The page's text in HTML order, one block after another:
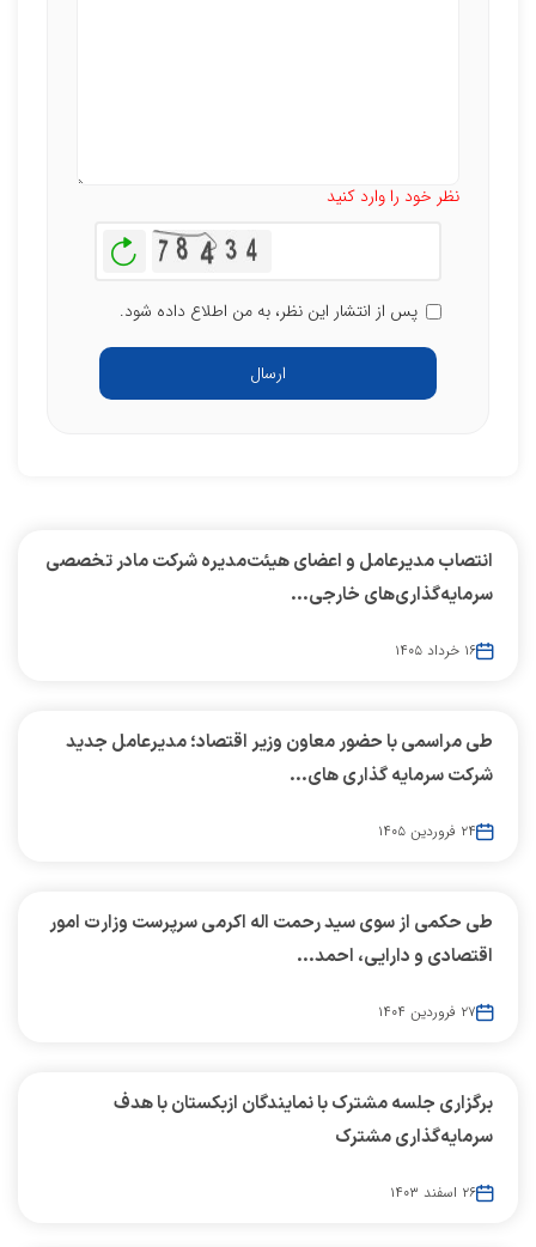
نظر خود را وارد کنید
بازخوانی
پس از انتشار این نظر، به من اطلاع داده شود.
ارسال
انتصاب مدیرعامل و اعضای هیئت‌مدیره شرکت مادر تخصصی
سرمایه‌گذاری‌های خارجی...
۱۶ خرداد ۱۴۰۵
طی مراسمی با حضور معاون وزیر اقتصاد؛ مدیرعامل جدید
شرکت سرمایه گذاری های...
۲۴ فروردین ۱۴۰۵
طی حکمی از سوی سید رحمت اله اکرمی سرپرست وزارت امور
اقتصادی و دارایی، احمد...
۲۷ فروردین ۱۴۰۴
برگزاری جلسه مشترک با نمایندگان ازبکستان با هدف
سرمایه‌گذاری مشترک
۲۶ اسفند ۱۴۰۳